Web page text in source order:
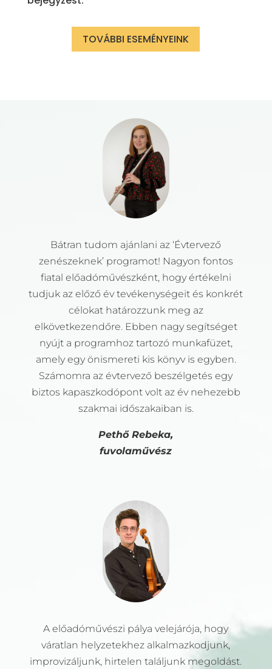
TOVÁBBI ESEMÉNYEINK
Bátran tudom ajánlani az ‘Évtervező
zenészeknek’ programot! Nagyon fontos
fiatal előadóművészként, hogy értékelni
tudjuk az előző év tevékenységeit és konkrét
célokat határozzunk meg az
elkövetkezendőre. Ebben nagy segítséget
nyújt a programhoz tartozó munkafüzet,
amely egy önismereti kis könyv is egyben.
Számomra az évtervező beszélgetés egy
biztos kapaszkodópont volt az év nehezebb
szakmai időszakaiban is.
Pethő Rebeka,
fuvolaművész
A előadóművészi pálya velejárója, hogy
váratlan helyzetekhez alkalmazkodjunk,
improvizáljunk, hirtelen találjunk megoldást.